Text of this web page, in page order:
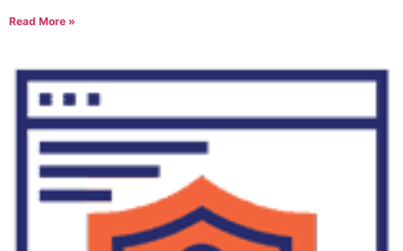
Read More »